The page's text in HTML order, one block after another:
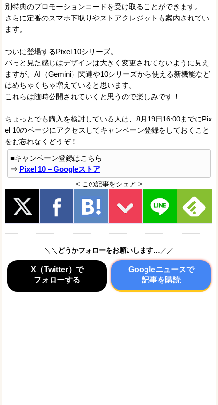
別特典のプロモーションコードを受け取ることができます。
さらに定番のスマホ下取りやストアクレジットも案内されてい
ます。
ついに登場するPixel 10シリーズ。
パっと見た感じはデザインは大きく変更されてないように見え
ますが、AI（Gemini）関連や10シリーズから使える新機能など
はめちゃくちゃ増えていると思います。
これらは随時公開されていくと思うので楽しみです！
ちょっとでも購入を検討している人は、8月19日16:00までにPix
el 10のページにアクセスしてキャンペーン登録をしておくこと
をお忘れなくどうぞ！
■キャンペーン登録はこちら
⇒ Pixel 10 – Googleストア
< この記事をシェア >
＼＼ どうかフォローをお願いします…／／
X（Twitter）で
フォローする
Googleニュースで
記事を購読